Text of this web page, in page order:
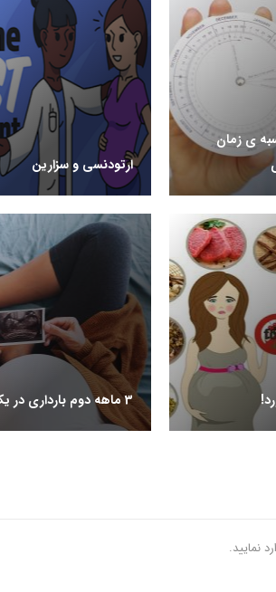
ی زمان
ارتودنسی و سزارین
3 ماهه دوم بارداری در یک نگاه (بخش دوم)
نمایید.